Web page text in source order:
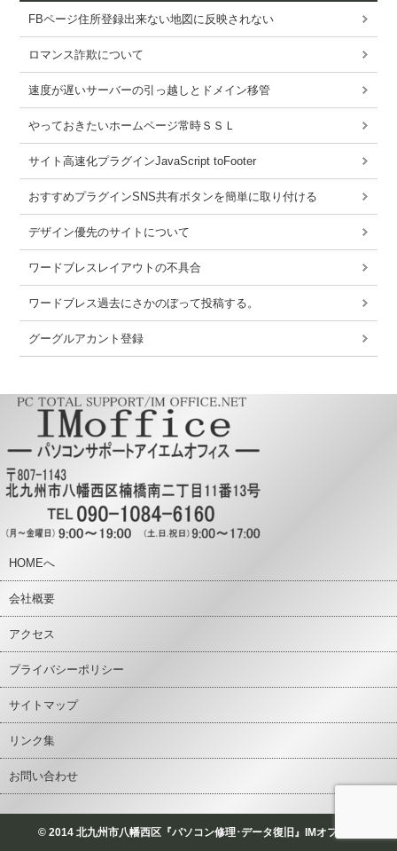
FBページ住所登録出来ない地図に反映されない
ロマンス詐欺について
速度が遅いサーバーの引っ越しとドメイン移管
やっておきたいホームページ常時ＳＳＬ
サイト高速化プラグインJavaScript toFooter
おすすめプラグインSNS共有ボタンを簡単に取り付ける
デザイン優先のサイトについて
ワードブレスレイアウトの不具合
ワードブレス過去にさかのぼって投稿する。
グーグルアカント登録
HOMEへ
会社概要
アクセス
プライバシーポリシー
サイトマップ
リンク集
お問い合わせ
© 2014 北九州市八幡西区『パソコン修理･データ復旧』IMオフィス